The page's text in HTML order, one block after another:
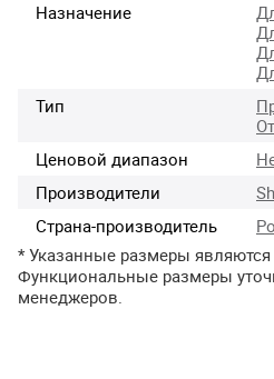
Назначение
Тип
Ценовой диапазон
Производители
Страна-производитель
* Указанные размеры
Функциональные размеры
менеджеров.